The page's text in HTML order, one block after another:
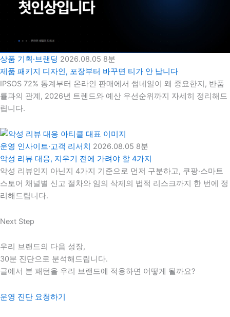
상품 기획·브랜딩 2026.08.05 8분
제품 패키지 디자인, 포장부터 바꾸면 티가 안 납니다
IPSOS 72% 통계부터 온라인 판매에서 썸네일이 왜 중요한지, 반품
률과의 관계, 2026년 트렌드와 예산 우선순위까지 자세히 정리해드
립니다.
운영 인사이트·고객 리서치 2026.08.05 8분
악성 리뷰 대응, 지우기 전에 가려야 할 4가지
악성 리뷰인지 아닌지 4가지 기준으로 먼저 구분하고, 쿠팡·스마트
스토어 채널별 신고 절차와 임의 삭제의 법적 리스크까지 한 번에 정
리해드립니다.
Next Step
우리 브랜드의 다음 성장,
30분 진단으로 분석해드립니다.
글에서 본 패턴을 우리 브랜드에 적용하면 어떻게 될까요?
운영 진단 요청하기